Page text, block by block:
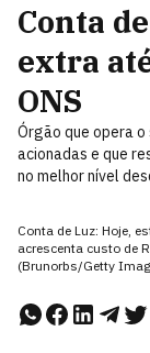
Conta
extra
ONS
Órgão que opera
acionadas e que
no melhor nível
Conta de Luz: Hoje,
acrescenta custo de
(Brunorbs/Getty